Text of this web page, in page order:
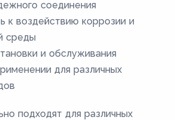
соединения
к воздействию коррозии и
среды
и обслуживания
для различных
подходят для различных